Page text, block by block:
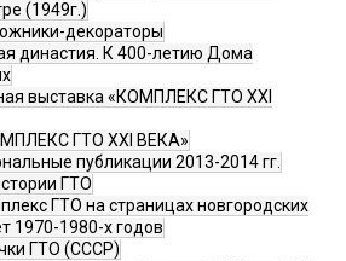
(1949г.)
декораторы
династия. К 400-летию Дома
выставка «КОМПЛЕКС ГТО XXI
ГТО XXI ВЕКА»
публикации 2013-2014 гг.
ГТО
ГТО на страницах новгородских
1970-1980-х годов
ГТО (СССР)